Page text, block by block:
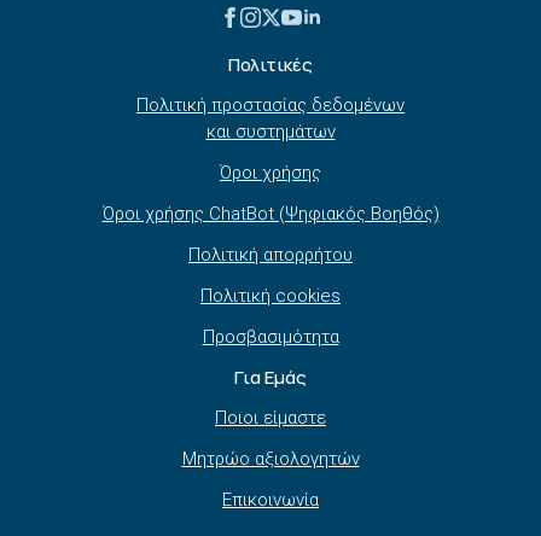
Πολιτικές
Πολιτική προστασίας δεδομένων
και συστημάτων
Όροι χρήσης
Όροι χρήσης ChatBot (Ψηφιακός Βοηθός)
Πολιτική απορρήτου
Πολιτική cookies
Προσβασιμότητα
Για Εμάς
Ποιοι είμαστε
Μητρώο αξιολογητών
Επικοινωνία